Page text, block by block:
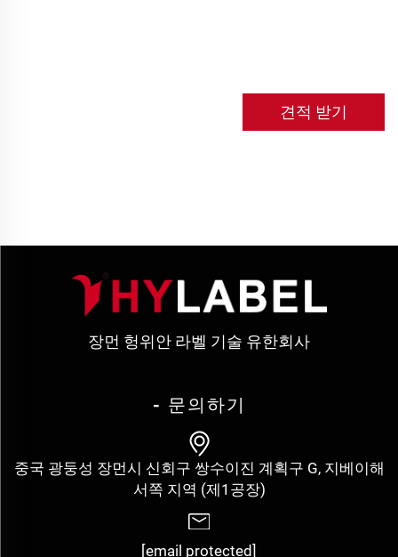
견적 받기
장먼 헝위안 라벨 기술 유한회사
- 문의하기
중국 광둥성 장먼시 신회구 쌍수이진 계획구 G, 지베이해
서쪽 지역 (제1공장)
[email protected]